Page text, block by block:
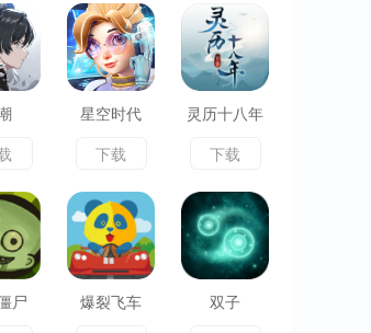
星空时代
下载
灵历十八年
下载
尸 爆裂飞车 双子